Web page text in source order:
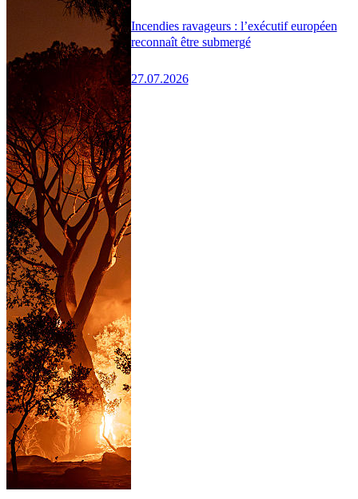
Incendies ravageurs : l’exécutif européen
reconnaît être submergé
27.07.2026